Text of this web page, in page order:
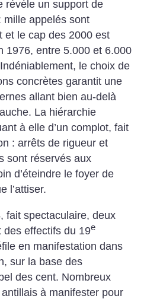
révèle un support de
mille appelés sont
et le cap des 2000 est
1976, entre 5.000 et 6.000
le choix de
concrètes garantit une
allant bien au-delà
La hiérarchie
à elle d’un complot, fait
: arrêts de rigueur et
sont réservés aux
d’éteindre le foyer de
l’attiser.
fait spectaculaire, deux
des effectifs du 19e
en manifestation dans
sur la base des
des cent. Nombreux
à manifester pour